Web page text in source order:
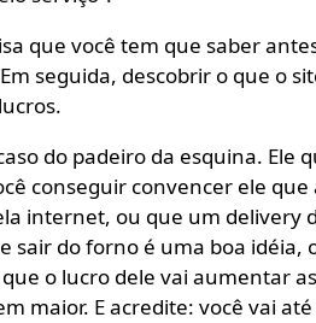
que você tem que saber
seguida, descobrir o que o
do padeiro da esquina. Ele
conseguir convencer ele
internet, ou que um delivery
sair do forno é uma boa idéia,
o lucro dele vai aumentar
maior. E acredite: você vai